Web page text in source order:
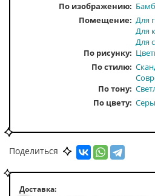
По изображению
Помещение Для
Для
Для
По рисунку
По стилю
По тону
По цвету
Поделиться
Доставка: